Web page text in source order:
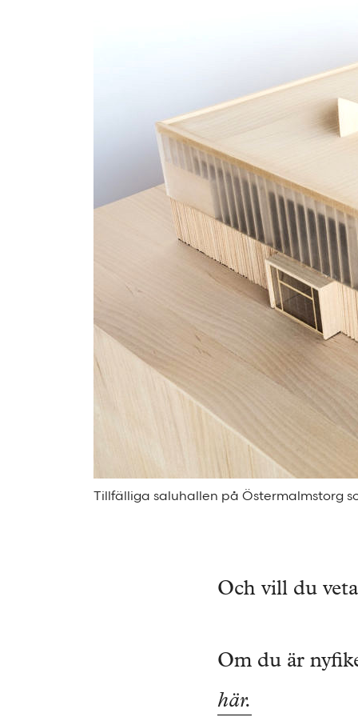
Tillfälliga saluhallen på Östermalmstorg
Och vill du
Om du är
här.